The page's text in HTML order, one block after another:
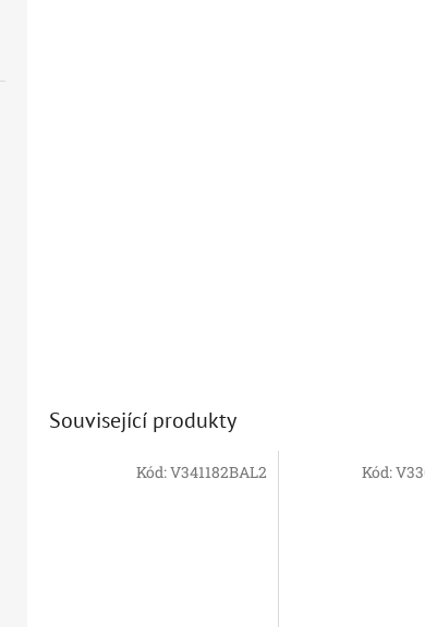
Související produkty
Kód:V341182BAL2 Kód: